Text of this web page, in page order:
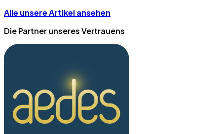
Alle unsere Artikel ansehen
Die Partner unseres Vertrauens